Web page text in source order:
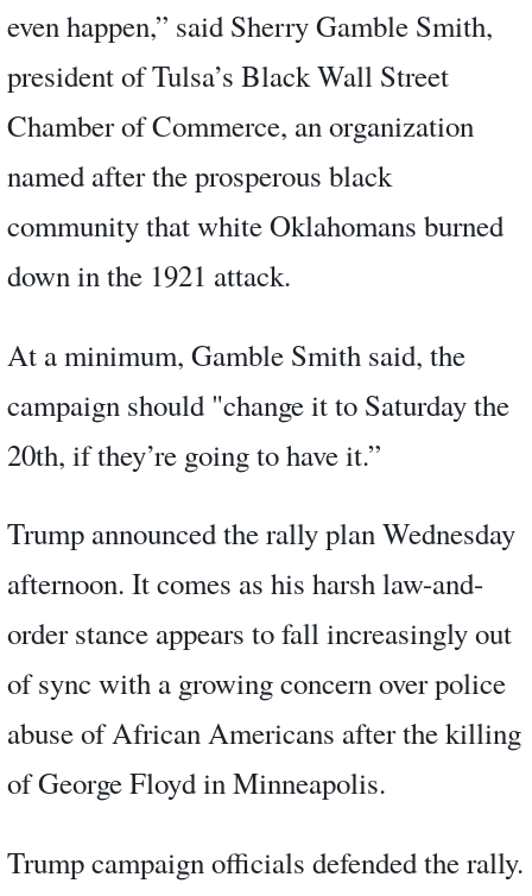
even happen,” said Sherry Gamble Smith,
president of Tulsa’s Black Wall Street
Chamber of Commerce, an organization
named after the prosperous black
community that white Oklahomans burned
down in the 1921 attack.
At a minimum, Gamble Smith said, the
campaign should "change it to Saturday the
20th, if they’re going to have it.”
Trump announced the rally plan Wednesday
afternoon. It comes as his harsh law-and-
order stance appears to fall increasingly out
of sync with a growing concern over police
abuse of African Americans after the killing
of George Floyd in Minneapolis.
Trump campaign officials defended the rally.